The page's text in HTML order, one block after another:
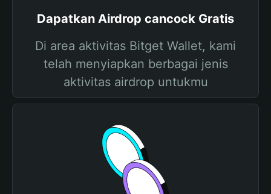
Dapatkan Airdrop cancock Gratis
Di area aktivitas Bitget Wallet, kami
telah menyiapkan berbagai jenis
aktivitas airdrop untukmu